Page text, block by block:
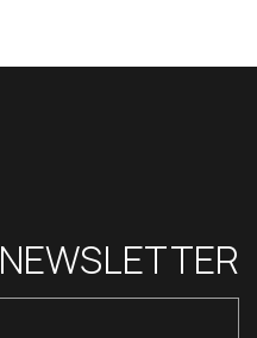
NEWSLETTER